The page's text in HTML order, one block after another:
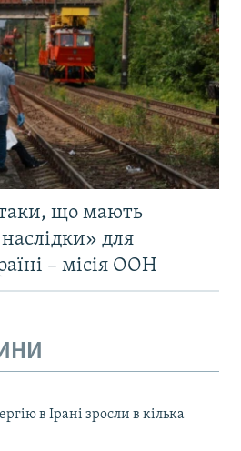
що мають
для
– місія ООН
в Ірані зросли в кілька